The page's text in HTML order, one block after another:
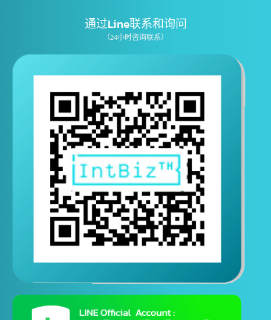
通过Line联系和询问
（24小时咨询联系）